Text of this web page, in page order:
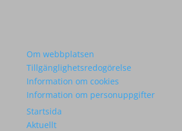
Om webbplatsen
Tillgänglighetsredogörelse
Information om cookies
Information om personuppgifter
Startsida
Aktuellt